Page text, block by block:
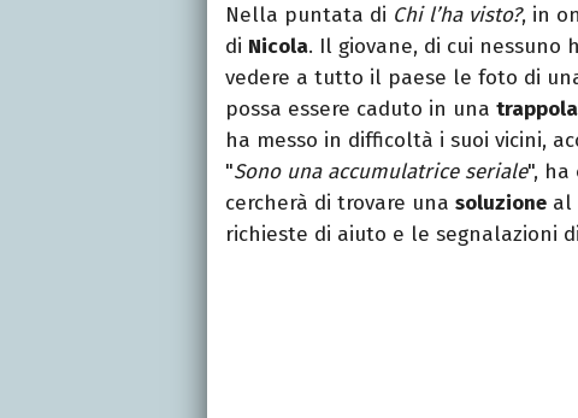
Nella puntata di Chi l’ha visto?, in
di Nicola. Il giovane, di cui nessuno
vedere a tutto il paese le foto di
possa essere caduto in una trappola
ha messo in difficoltà i suoi vicini,
"Sono una accumulatrice seriale", ha
cercherà di trovare una soluzione al
richieste di aiuto e le segnalazioni